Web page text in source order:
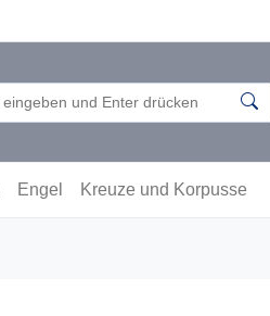
Engel Kreuze und Korpusse